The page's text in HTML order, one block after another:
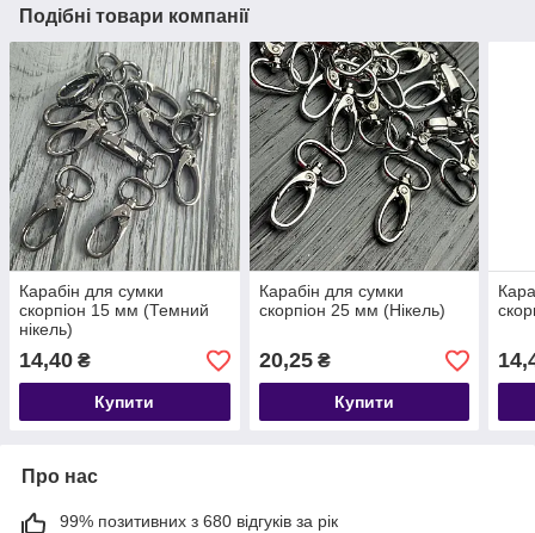
Подібні товари компанії
Карабін для сумки
скорпіон 15 мм (Темний
нікель)
14,40 ₴
Купити
Карабін для сумки
скорпіон 25 мм (Нікель)
20,25₴
Купити
Про нас
99% позитивних з 680 відгуків за рік